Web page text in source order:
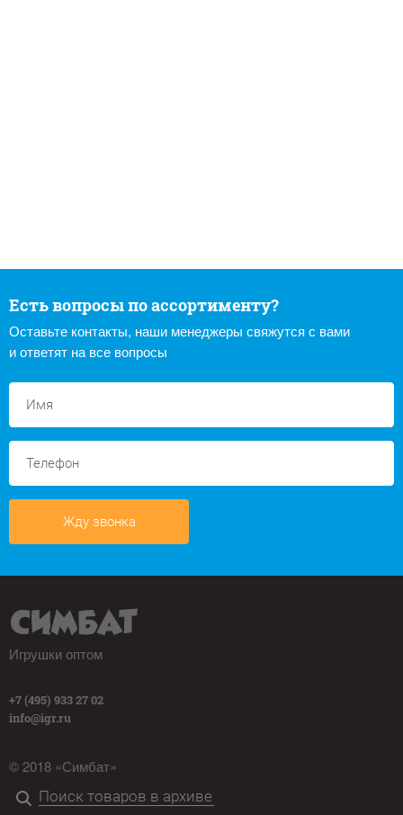
Есть вопросы по ассортименту?
Оставьте контакты, наши менеджеры свяжутся с вами
и ответят на все вопросы
Жду звонка
Игрушки оптом
+7 (495) 933 27 02
info@igr.ru
© 2018 «Симбат»